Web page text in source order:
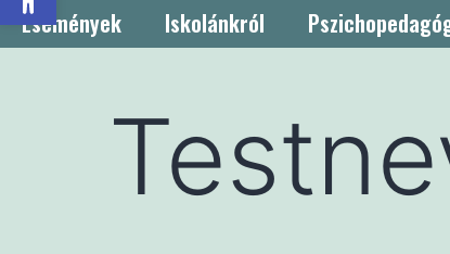
Események Iskolánkról